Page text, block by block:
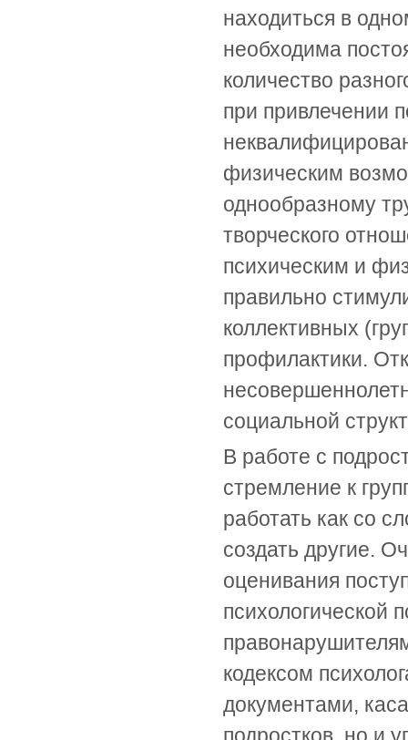
находиться в
необходима
количество
при привлечении
физическим
однообразному
творческого
психическим и
правильно
коллективных
профилактики.
социальной
В работе с
стремление к
работать как со
создать другие.
оценивания
психологической
кодексом
документами,